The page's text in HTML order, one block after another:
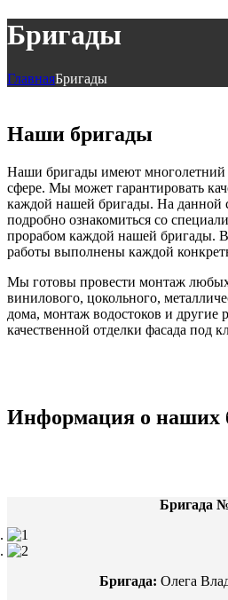
Бригады
ГлавнаяБригады
Наши бригады
Наши бригады имеют многолетний
сфере. Мы может гарантировать
каждой нашей бригады. На данной
подробно ознакомиться со
прорабом каждой нашей бригады.
работы выполнены каждой
Мы готовы провести монтаж
винилового, цокольного,
дома, монтаж водостоков и другие
качественной отделки фасада под
Информация о наших
Бригада
Бригада: Олега